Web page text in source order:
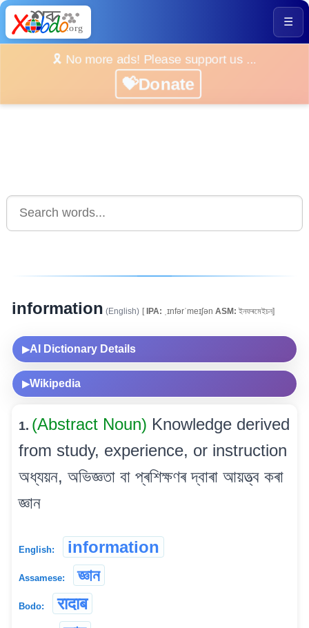
☰
🎗️ No more ads! Please support us ...
💝Donate
information (English) [IPA: ˌɪnfərˈmeɪʃən ASM: ইনফৰমেইচন]
▶AI Dictionary Details
▶Wikipedia
1. (Abstract Noun) Knowledge derived
from study, experience, or instruction
অধ্যয়ন, অভিজ্ঞতা বা প্ৰশিক্ষণৰ দ্বাৰা আয়ত্ত্ব কৰা
জ্ঞান
English: information
Assamese: জ্ঞান
Bodo: रादाब